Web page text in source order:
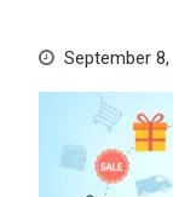
September